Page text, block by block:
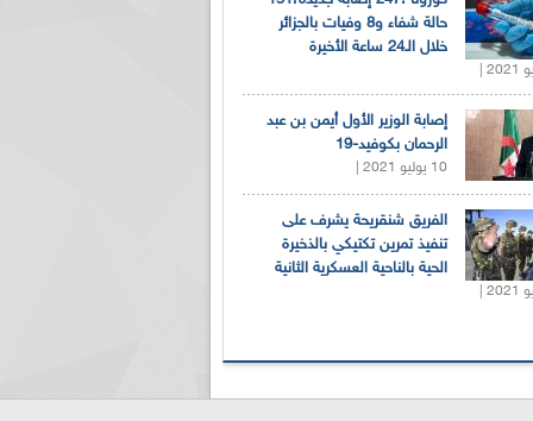
حالة شفاء و8 وفيات بالجزائر
خلال الـ24 ساعة الأخيرة
إصابة الوزير الأول أيمن بن عبد
الرحمان بكوفيد-19
10 يوليو 2021 |
الفريق شنقريحة يشرف على
تنفيذ تمرين تكتيكي بالذخيرة
الحية بالناحية العسكرية الثانية